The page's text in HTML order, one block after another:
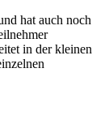
hat auch noch
in der kleinen